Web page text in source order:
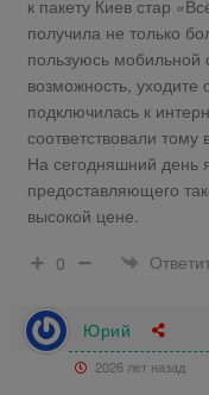
к пакету Киев стар
получила не только
пользуюсь мобильной
возможность, уходите
подключилась к
соответствовали
На сегодняшний день
предоставляющего
высокой цене.
0
Юрий
2026 лет назад